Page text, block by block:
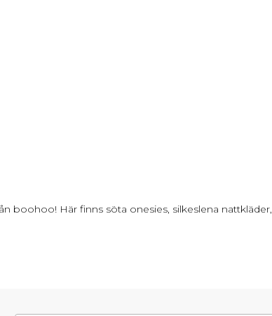
boohoo! Här finns söta onesies, silkeslena nattkläder,